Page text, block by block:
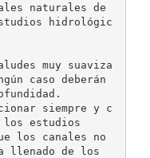
naturales de
hidrológic
muy suaviza
caso deberán
siempre y c
los estudios
los canales no
llenado de los